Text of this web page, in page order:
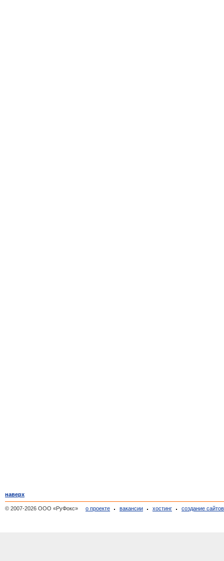
наверх
© 2007-2026 ООО «РуФокс» о проекте вакансии хостинг создание сайтов